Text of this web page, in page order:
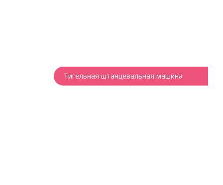
Тигельная штанцевальная машина